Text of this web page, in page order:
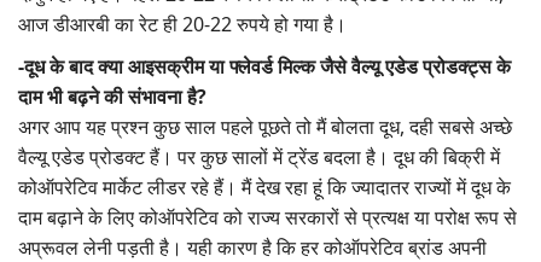
आज डीआरबी का रेट ही 20-22 रुपये हो गया है।
-दूध के बाद क्या आइसक्रीम या फ्लेवर्ड मिल्क जैसे वैल्यू एडेड प्रोडक्ट्स के
दाम भी बढ़ने की संभावना है?
अगर आप यह प्रश्न कुछ साल पहले पूछते तो मैं बोलता दूध, दही सबसे अच्छे
वैल्यू एडेड प्रोडक्ट हैं। पर कुछ सालों में ट्रेंड बदला है। दूध की बिक्री में
कोऑपरेटिव मार्केट लीडर रहे हैं। मैं देख रहा हूं कि ज्यादातर राज्यों में दूध के
दाम बढ़ाने के लिए कोऑपरेटिव को राज्य सरकारों से प्रत्यक्ष या परोक्ष रूप से
अप्रूवल लेनी पड़ती है। यही कारण है कि हर कोऑपरेटिव ब्रांड अपनी